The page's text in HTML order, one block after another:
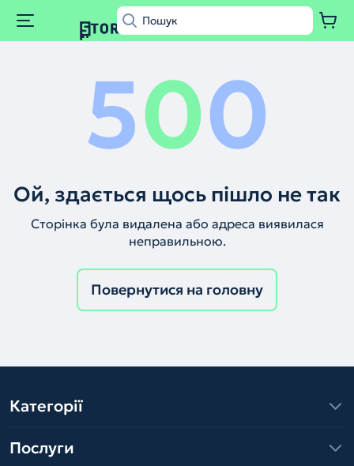
500
Ой, здається щось пішло не так
Сторінка була видалена або адреса виявилася
неправильною.
Повернутися на головну
Категорії
Послуги